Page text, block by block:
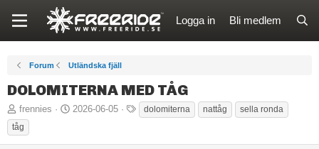
Logga in Bli medlem
Forum Utländska fjäll
DOLOMITERNA MED TÅG
T
r
frennies
S
2026-06-05 dolomiterna nattåg
sella ronda
tåg